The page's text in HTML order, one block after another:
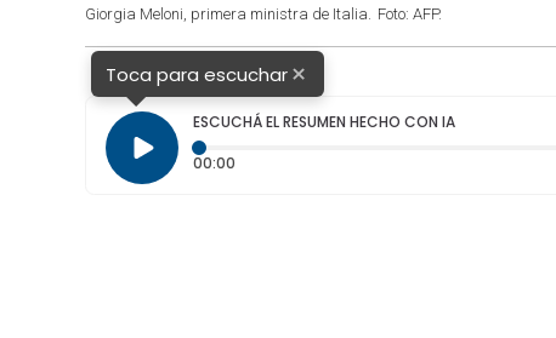
Giorgia Meloni, primera ministra de Italia. Foto: AFP.
Toca para escuchar×
ESCUCHÁ EL RESUMEN HECHO CON IA
00:00